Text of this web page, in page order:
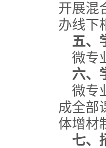
开展混
办线下
五、
微专
六、
微专
成全部
体增材
七、